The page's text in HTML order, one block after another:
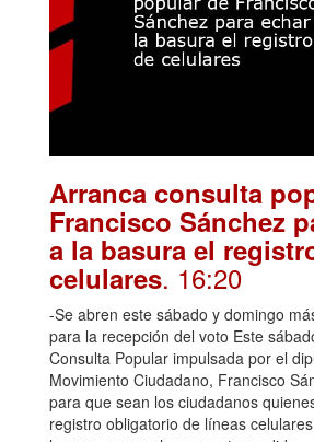
Arranca consulta
Francisco Sánchez
a la basura el
celulares. 16:20
-Se abren este sábado y domingo
para la recepción del voto Este
Consulta Popular impulsada por el
Movimiento Ciudadano, Francisco
para que sean los ciudadanos
registro obligatorio de líneas